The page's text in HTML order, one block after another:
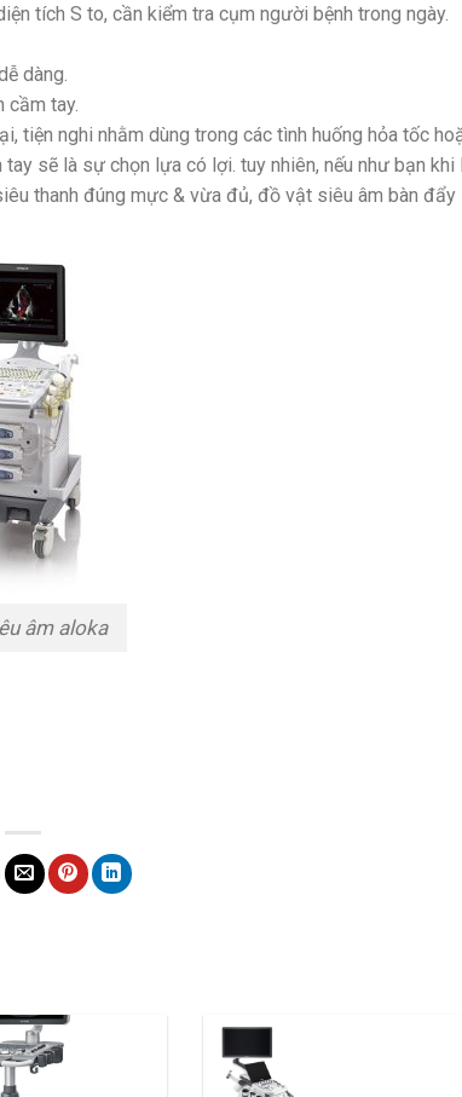
tích S to, cần kiểm tra cụm người bệnh trong ngày.
dàng.
cầm tay.
tiện nghi nhằm dùng trong các tình huống hỏa tốc
sẽ là sự chọn lựa có lợi. tuy nhiên, nếu như bạn khi
thanh đúng mực & vừa đủ, đồ vật siêu âm bàn đẩy
âm aloka